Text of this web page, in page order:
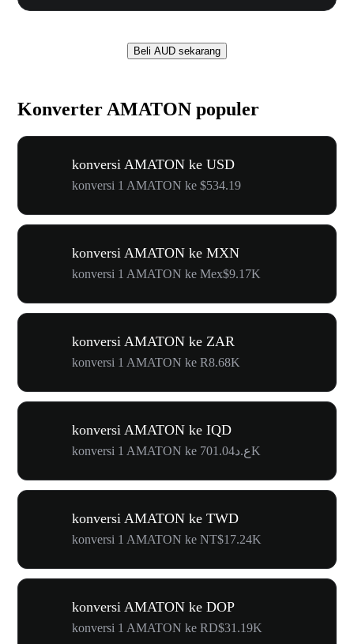
Beli AUD sekarang
Konverter AMATON populer
konversi AMATON ke USD
konversi 1 AMATON ke $534.19
konversi AMATON ke MXN
konversi 1 AMATON ke Mex$9.17K
konversi AMATON ke ZAR
konversi 1 AMATON ke R8.68K
konversi AMATON ke IQD
konversi 1 AMATON ke ع.د701.04K
konversi AMATON ke TWD
konversi 1 AMATON ke NT$17.24K
konversi AMATON ke DOP
konversi 1 AMATON ke RD$31.19K